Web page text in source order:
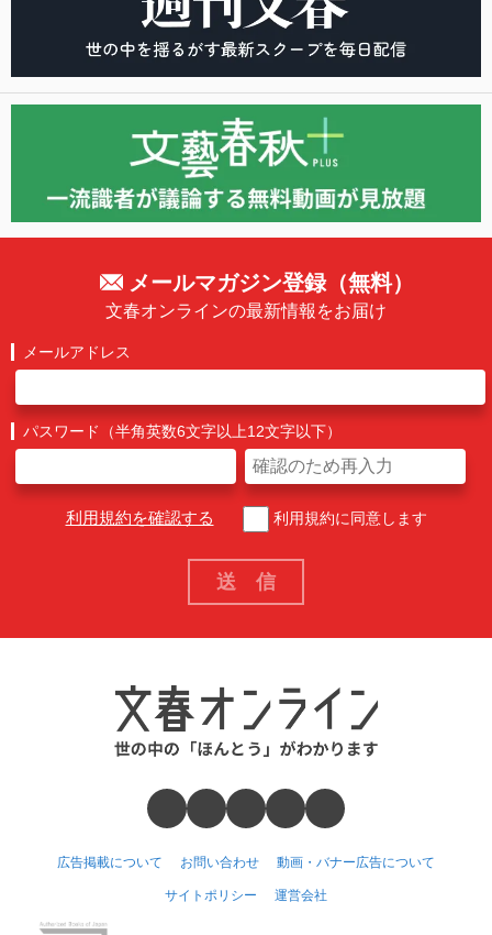
メールマガジン登録（無料）
文春オンラインの最新情報をお届け
メールアドレス
パスワード（半角英数6文字以上12文字以下）
利用規約を確認する 利用規約に同意します
広告掲載について お問い合わせ 動画・バナー広告について
サイトポリシー 運営会社